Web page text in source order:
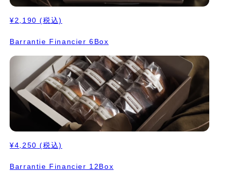
¥2,190 (税込)
Barrantie Financier 6Box
¥4,250 (税込)
Barrantie Financier 12Box